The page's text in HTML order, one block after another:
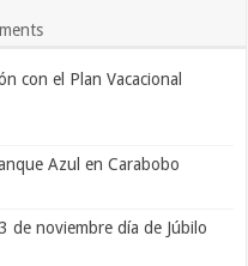
con el Plan Vacacional
Azul en Carabobo
de noviembre día de Júbilo